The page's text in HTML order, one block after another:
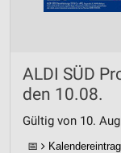
ALDI SÜD
den 10.08.
Gültig von 10.
📅